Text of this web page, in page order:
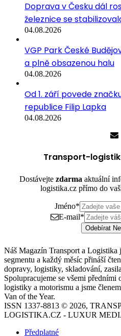
Doprava v Česku dál
železnice se
04.08.2026
VGP Park České
a plně obsazenou halu
04.08.2026
Od 1. září povede
republice Filip Lapka
04.08.2026
Transport-
Dostávejte zdarma aktuální
logistika.cz přímo do
Jméno*
E-mail*
Odebírat
Náš Magazín Transport a
segmentu a každý měsíc přináší
dopravy, logistiky, skladování,
Spolupracujeme se všemi předními
logistiky a motorismu a jsme
Van of the Year.
ISSN 1337-8813 © 2026,
LOGISTIKA.CZ - LUXUR
Předplatné